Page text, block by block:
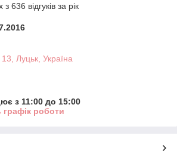
636 відгуків за рік
Луцьк, Україна
з 11:00 до 15:00
графік роботи